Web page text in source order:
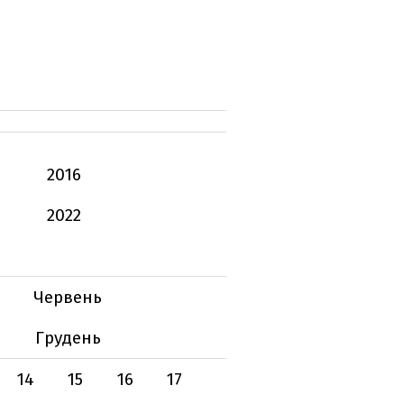
2016
2022
Червень
Грудень
14
15 16 17